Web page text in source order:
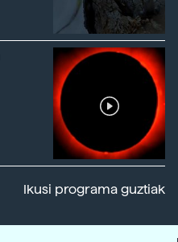
Ikusi programa guztiak